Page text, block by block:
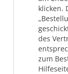
klicken.
des
zum